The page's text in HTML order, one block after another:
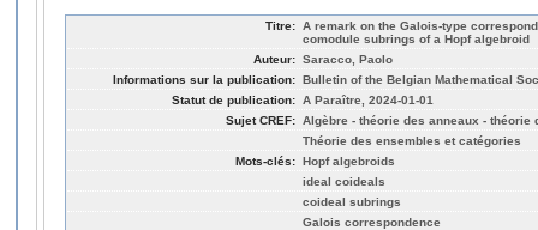
Titre: A remark on the Galois-type
comodule subrings of a Hopf algebroid
Auteur: Saracco, Paolo
Informations sur la publication: Bulletin of the Belgian Mathematical
Statut de publication: A Paraître, 2024-01-01
Sujet CREF: Algèbre - théorie des anneaux - théorie
Théorie des ensembles et catégories
Mots-clés: Hopf algebroids
ideal coideals
coideal subrings
Galois correspondence